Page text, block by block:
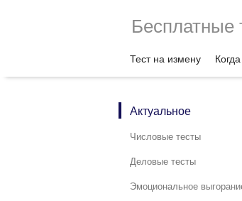
Бесплатные
Тест на измену
Актуальное
Числовые тесты
Деловые тесты
Эмоциональное